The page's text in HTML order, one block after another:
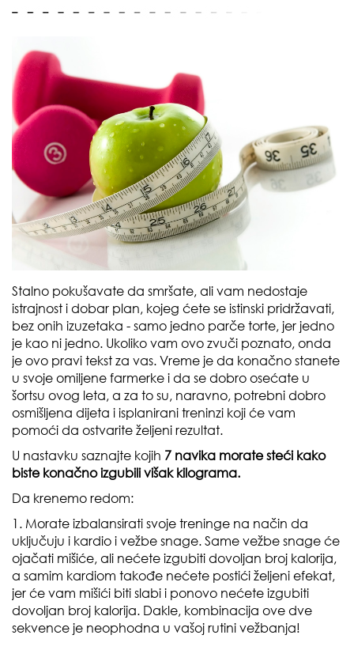
Stalno pokušavate da smršate, ali vam nedostaje
istrajnost i dobar plan, kojeg ćete se istinski pridržavati,
bez onih izuzetaka - samo jedno parče torte, jer jedno
je kao ni jedno. Ukoliko vam ovo zvuči poznato, onda
je ovo pravi tekst za vas. Vreme je da konačno stanete
u svoje omiljene farmerke i da se dobro osećate u
šortsu ovog leta, a za to su, naravno, potrebni dobro
osmišljena dijeta i isplanirani treninzi koji će vam
pomoći da ostvarite željeni rezultat.
U nastavku saznajte kojih 7 navika morate steći kako
biste konačno izgubili višak kilograma.
Da krenemo redom:
1. Morate izbalansirati svoje treninge na način da
uključuju i kardio i vežbe snage. Same vežbe snage će
ojačati mišiće, ali nećete izgubiti dovoljan broj kalorija,
a samim kardiom takođe nećete postići željeni efekat,
jer će vam mišići biti slabi i ponovo nećete izgubiti
dovoljan broj kalorija. Dakle, kombinacija ove dve
sekvence je neophodna u vašoj rutini vežbanja!